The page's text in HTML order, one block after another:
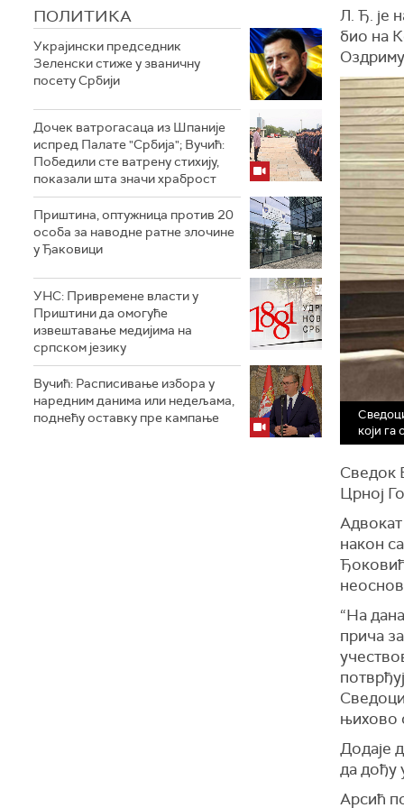
ПОЛИТИКА
Украјински председник
Зеленски стиже у званичну
посету Србији
Дочек ватрогасаца из Шпаније
испред Палате "Србија"; Вучић:
Победили сте ватрену стихију,
показали шта значи храброст
Приштина, оптужница против 20
особа за наводне ратне злочине
у Ђаковици
УНС: Привремене власти у
Приштини да омогуће
извештавање медијима на
српском језику
Вучић: Расписивање избора у
наредним данима или недељама,
поднећу оставку пре кампање
Л. Ђ. је
био на
који га
Сведок
Црној
након
“На
прича
њихово
Додаје
да дођу
Арсић